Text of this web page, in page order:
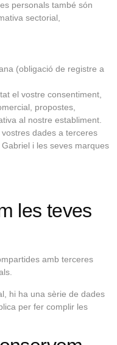
personals també són
sectorial,
(obligació de registre a
el vostre consentiment,
propostes,
al nostre establiment.
dades a terceres
i les seves marques
les teves
amb terceres
hi ha una sèrie de dades
per fer complir les